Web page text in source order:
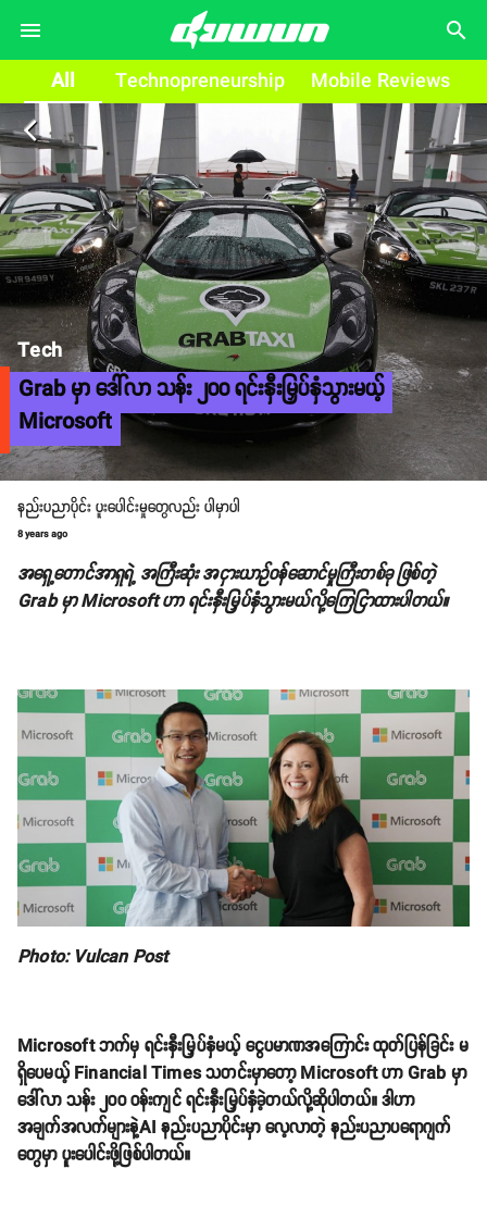
search
All Technopreneurship Mobile Reviews
arrow_back_ios
Tech
Grab မှာ ဒေါ်လာ သန်း ၂၀၀ ရင်းနှီးမြှပ်နှံသွားမယ့်
Microsoft
နည်းပညာပိုင်း ပူးပေါင်းမှုတွေလည်း ပါမှာပါ
8 years ago
အရှေ့တောင်အာရှရဲ့ အကြီးဆုံး အငှားယာဉ်ဝန်ဆောင်မှုကြီးတစ်ခု ဖြစ်တဲ့
Grab မှာ Microsoft ဟာ ရင်းနှီးမြှပ်နှံသွားမယ်လို့ကြေငြာထားပါတယ်။
Photo: Vulcan Post
Microsoft ဘက်မှ ရင်းနှီးမြှပ်နှံမယ့် ငွေပမာဏအကြောင်း ထုတ်ပြန်ခြင်း မ
ရှိပေမယ့် Financial Times သတင်းမှာတော့ Microsoft ဟာ Grab မှာ
ဒေါ်လာ သန်း ၂၀၀ ဝန်းကျင် ရင်းနှီးမြှပ်နှံခဲ့တယ်လို့ဆိုပါတယ်။ ဒါဟာ
အချက်အလက်များနဲ့AI နည်းပညာပိုင်းမှာ လေ့လာတဲ့ နည်းပညာပရောဂျက်
တွေမှာ ပူးပေါင်းဖို့ဖြစ်ပါတယ်။